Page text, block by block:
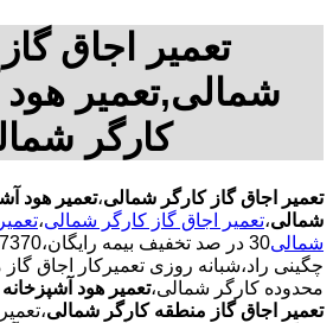
تعمیر اجاق
شمالی,تعمیر هود
کارگر
تعمیر اجاق گاز کارگر شمالی،تعمیر هود
شمالی،تعمیر اجاق گاز کارگر شمالی،
شمالی
چگینی راد،شبانه روزی تعمیرکار اجاق
محدوده کارگر شمالی،تعمیر هود
تعمیر اجاق گاز منطقه کارگر شمالی